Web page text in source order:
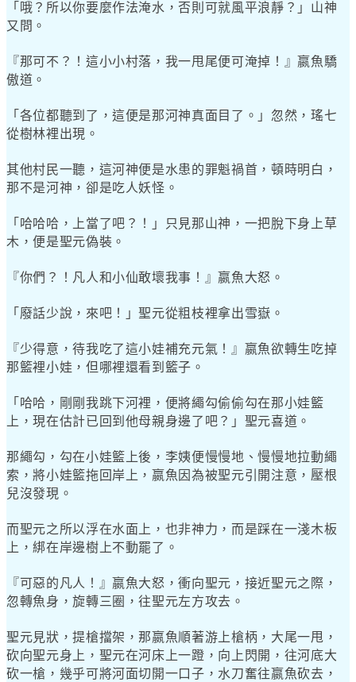
「哦？所以你要麼作法淹水，否則可就風平浪靜？」山神
又問。
『那可不？！這小小村落，我一甩尾便可淹掉！』嬴魚驕
傲道。
「各位都聽到了，這便是那河神真面目了。」忽然，瑤七
從樹林裡出現。
其他村民一聽，這河神便是水患的罪魁禍首，頓時明白，
那不是河神，卻是吃人妖怪。
「哈哈哈，上當了吧？！」只見那山神，一把脫下身上草
木，便是聖元偽裝。
『你們？！凡人和小仙敢壞我事！』嬴魚大怒。
「廢話少說，來吧！」聖元從粗枝裡拿出雪嶽。
『少得意，待我吃了這小娃補充元氣！』嬴魚欲轉生吃掉
那籃裡小娃，但哪裡還看到籃子。
「哈哈，剛剛我跳下河裡，便將繩勾偷偷勾在那小娃籃
上，現在估計已回到他母親身邊了吧？」聖元喜道。
那繩勾，勾在小娃籃上後，李姨便慢慢地、慢慢地拉動繩
索，將小娃籃拖回岸上，嬴魚因為被聖元引開注意，壓根
兒沒發現。
而聖元之所以浮在水面上，也非神力，而是踩在一淺木板
上，綁在岸邊樹上不動罷了。
『可惡的凡人！』嬴魚大怒，衝向聖元，接近聖元之際，
忽轉魚身，旋轉三圈，往聖元左方攻去。
聖元見狀，提槍擋架，那嬴魚順著游上槍柄，大尾一甩，
砍向聖元身上，聖元在河床上一蹬，向上閃開，往河底大
砍一槍，幾乎可將河面切開一口子，水刀奮往嬴魚砍去，